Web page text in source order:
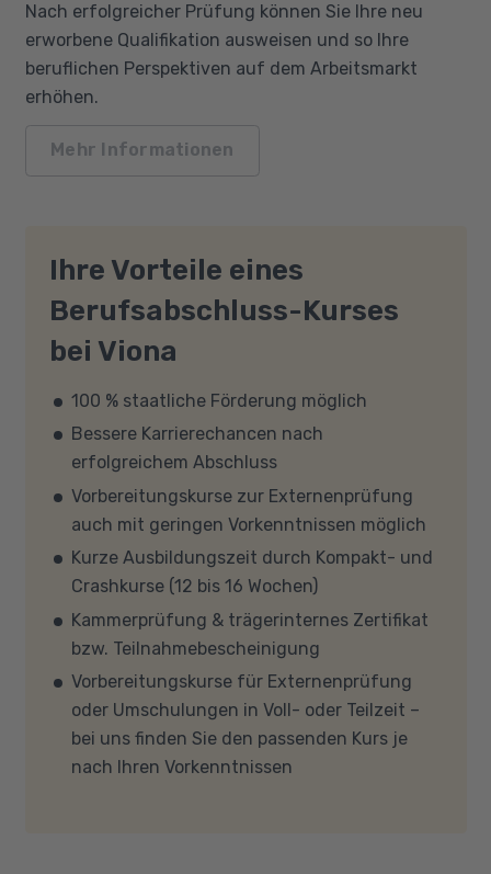
Nach erfolgreicher Prüfung können Sie Ihre neu
erworbene Qualifikation ausweisen und so Ihre
beruflichen Perspektiven auf dem Arbeitsmarkt
erhöhen.
Mehr Informationen
Ihre Vorteile eines
Berufsabschluss-Kurses
bei Viona
100 % staatliche Förderung möglich
Bessere Karrierechancen nach
erfolgreichem Abschluss
Vorbereitungskurse zur Externenprüfung
auch mit geringen Vorkenntnissen möglich
Kurze Ausbildungszeit durch Kompakt- und
Crashkurse (12 bis 16 Wochen)
Kammerprüfung & trägerinternes Zertifikat
bzw. Teilnahmebescheinigung
Vorbereitungskurse für Externenprüfung
oder Umschulungen in Voll- oder Teilzeit –
bei uns finden Sie den passenden Kurs je
nach Ihren Vorkenntnissen